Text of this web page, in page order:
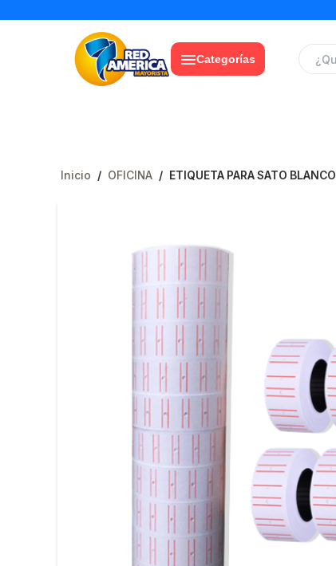
Categorías
Inicio / OFICINA / ETIQUETA PARA SATO